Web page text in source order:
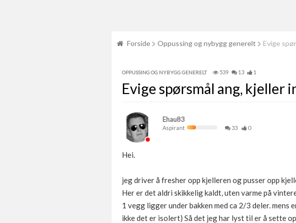
Forside Oppussing og nybygg generelt Evige
OPPUSSING OG NYBYGG GENERELT 539 13 1
Evige spørsmål ang, kjeller
Ehau83
Aspirant 33 0
Hei.
jeg driver å fresher opp kjelleren og pusser opp
Her er det aldri skikkelig kaldt, uten varme på
1 vegg ligger under bakken med ca 2/3 deler.
ikke det er isolert) Så det jeg har lyst til er å sette